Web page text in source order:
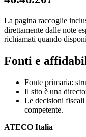
La pagina raccoglie
direttamente dalle note
richiamati quando
Fonti e
Fonte primaria:
Il sito è una
Le decisioni
competente.
ATECO Italia